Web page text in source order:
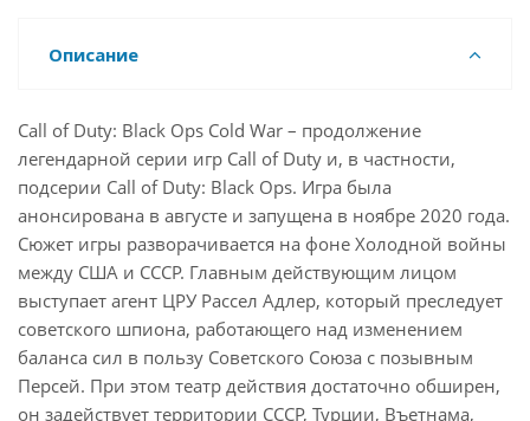
Описание
Call of Duty: Black Ops Cold War – продолжение
легендарной серии игр Call of Duty и, в частности,
подсерии Call of Duty: Black Ops. Игра была
анонсирована в августе и запущена в ноябре 2020 года.
Сюжет игры разворачивается на фоне Холодной войны
между США и СССР. Главным действующим лицом
выступает агент ЦРУ Рассел Адлер, который преследует
советского шпиона, работающего над изменением
баланса сил в пользу Советского Союза с позывным
Персей. При этом театр действия достаточно обширен,
он задействует территории СССР, Турции, Въетнама,